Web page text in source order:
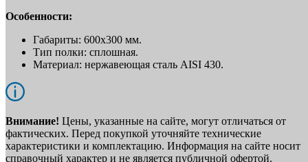
Особенности:
Габариты: 600х300 мм.
Тип полки: сплошная.
Материал: нержавеющая сталь AISI 430.
Внимание! Цены, указанные на сайте, могут отличаться от
фактических. Перед покупкой уточняйте технические
характеристики и комплектацию. Информация на сайте носит
справочный характер и не является публичной офертой.